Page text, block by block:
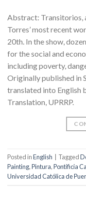
Abstract: Transitorios,
Torres’ most recent
20th. In the show,
for the social and
including poverty,
Originally published in
translated into English
Translation, UPRRP.
Posted inEnglish Tagged
Painting,Pintura,Pontificia
Universidad Católica de